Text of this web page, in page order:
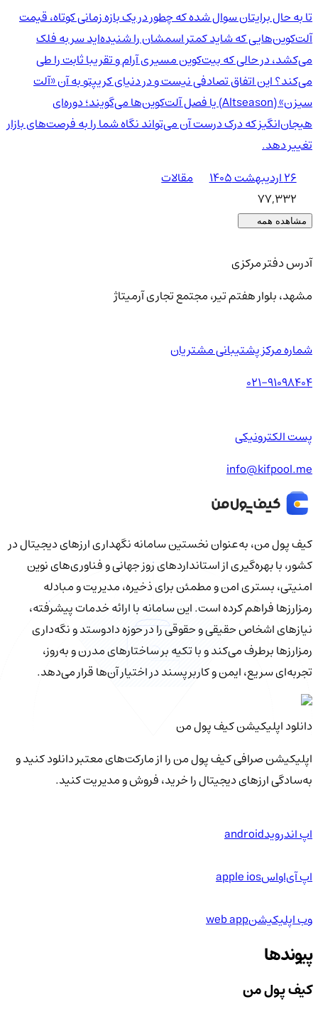
تا به حال برایتان سوال شده که چطور در یک بازه زمانی کوتاه، قیمت
آلت‌کوین‌هایی که شاید کمتر اسمشان را شنیده‌اید سر به فلک
می‌کشد، در حالی که بیت‌کوین مسیری آرام و تقریبا ثابت را طی
می‌کند؟ این اتفاق تصادفی نیست و در دنیای کریپتو به آن «آلت
سیزن» (Altseason) یا فصل آلت‌کوین‌ها می‌گویند؛ دوره‌ای
هیجان‌انگیز که درک درست آن می‌تواند نگاه شما را به فرصت‌های بازار
تغییر دهد.
۲۶ اردیبهشت ۱۴۰۵
مقالات
77,332
مشاهده همه
آدرس دفتر مرکزی
مشهد، بلوار هفتم تیر، مجتمع تجاری آرمیتاژ
شماره مرکز پشتیبانی مشتریان
021-91098404
پست الکترونیکی
info@kifpool.me
کیف‌ پول من، به‌عنوان نخستین سامانه نگهداری ارزهای دیجیتال در
کشور، با بهره‌گیری از استانداردهای روز جهانی و فناوری‌های نوین
امنیتی، بستری امن و مطمئن برای ذخیره، مدیریت و مبادله
رمزارزها فراهم کرده است. این سامانه با ارائه خدمات پیشرفته،
نیازهای اشخاص حقیقی و حقوقی را در حوزه دادوستد و نگه‌داری
رمزارزها برطرف می‌کند و با تکیه بر ساختارهای مدرن و به‌روز،
تجربه‌ای سریع، ایمن و کاربرپسند در اختیار آن‌ها قرار می‌دهد.
دانلود اپلیکیشن کیف‌ پول من
اپلیکیشن صرافی کیف پول من را از مارکت‌های معتبر دانلود کنید و
به‌سادگی ارزهای دیجیتال را خرید، فروش و مدیریت کنید.
اپ اندرویدandroid
اپ آی‌او‌اسapple ios
وب اپلیکیشنweb app
پیوندها
کیف پول من